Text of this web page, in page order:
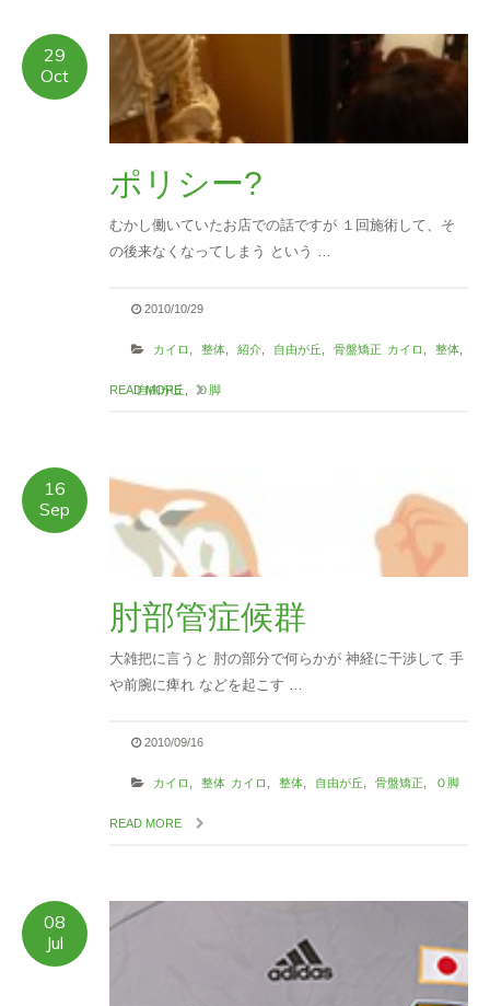
29
Oct
ポリシー?
むかし働いていたお店での話ですが １回施術して、そ
の後来なくなってしまう という …
2010/10/29
カイロ 整体 紹介 自由が丘 骨盤矯正 カイロ 整体
自由が丘 Ｏ脚
READ MORE
16
Sep
肘部管症候群
大雑把に言うと 肘の部分で何らかが 神経に干渉して 手
や前腕に痺れ などを起こす …
2010/09/16
カイロ 整体 カイロ 整体 自由が丘 骨盤矯正 Ｏ脚
READ MORE
08
Jul